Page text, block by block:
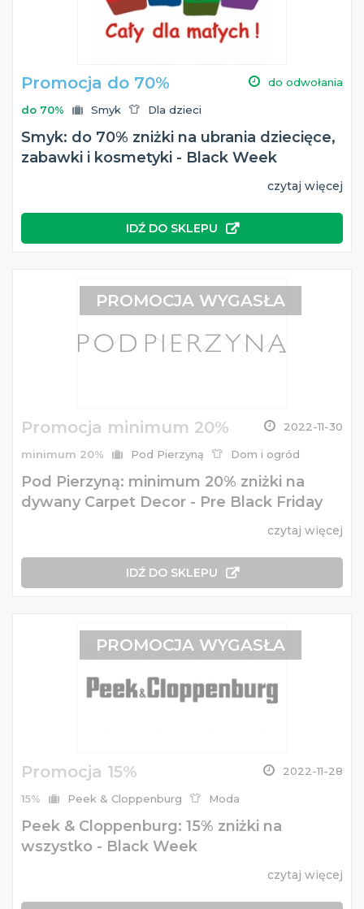
Promocja do 70% do odwołania
do 70% Smyk Dla dzieci
Smyk: do 70% zniżki na ubrania dziecięce,
zabawki i kosmetyki - Black Week
czytaj więcej
IDŹ DO SKLEPU
Promocja minimum 20% 2022-11-30
minimum 20% Pod Pierzyną Dom i ogród
Pod Pierzyną: minimum 20% zniżki na
dywany Carpet Decor - Pre Black Friday
czytaj więcej
IDŹ DO SKLEPU
PROMOCJA WYGASŁA
Promocja 15% 2022-11-28
15% Peek & Cloppenburg Moda
Peek & Cloppenburg: 15% zniżki na
wszystko - Black Week
czytaj więcej
PROMOCJA WYGASŁA